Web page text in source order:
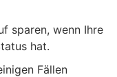
sparen, wenn Ihre
hat.
Fällen